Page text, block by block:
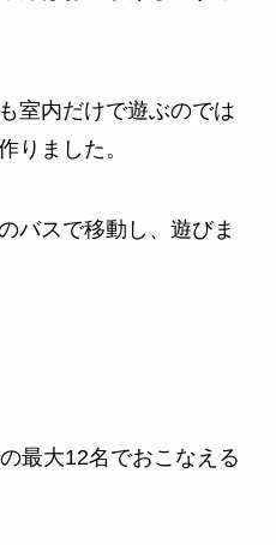
室内だけで遊ぶのでは
りました。
バスで移動し、遊びま
最大12名でおこなえる